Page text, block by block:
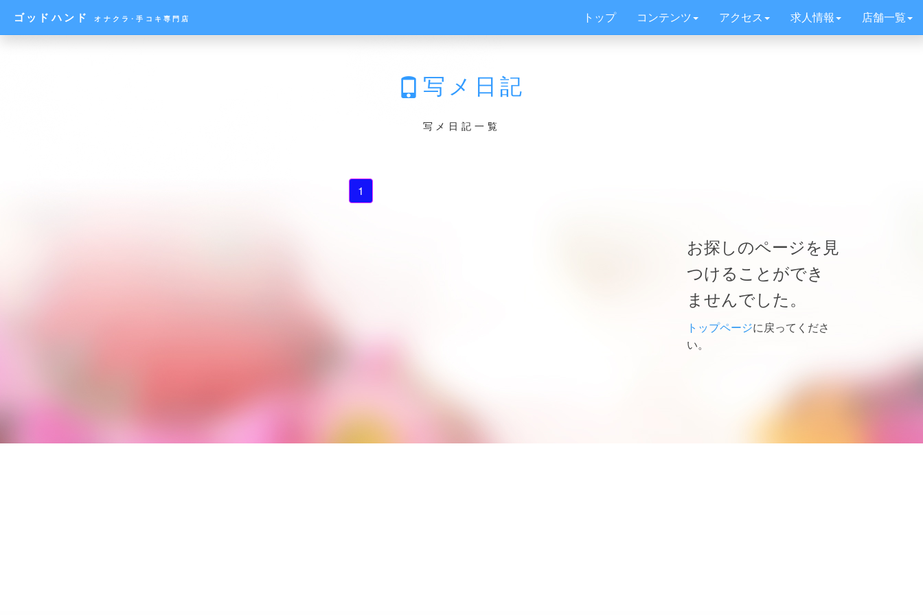
ゴッドハンド オナクラ･手コキ専門店 トップ コンテンツ アクセス 求人情報 店舗一覧
写メ日記
写メ日記一覧
1
お探しのページを見
つけることができ
ませんでした。
トップページに戻ってくださ
い。